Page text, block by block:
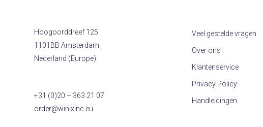
Hoogoorddreef 125
1101BB Amsterdam
Nederland (Europe)
+31 (0)20 – 363 21 07
order@winixinc.eu
Veel gestelde vragen
Over ons
Klantenservice
Privacy Policy
Handleidingen